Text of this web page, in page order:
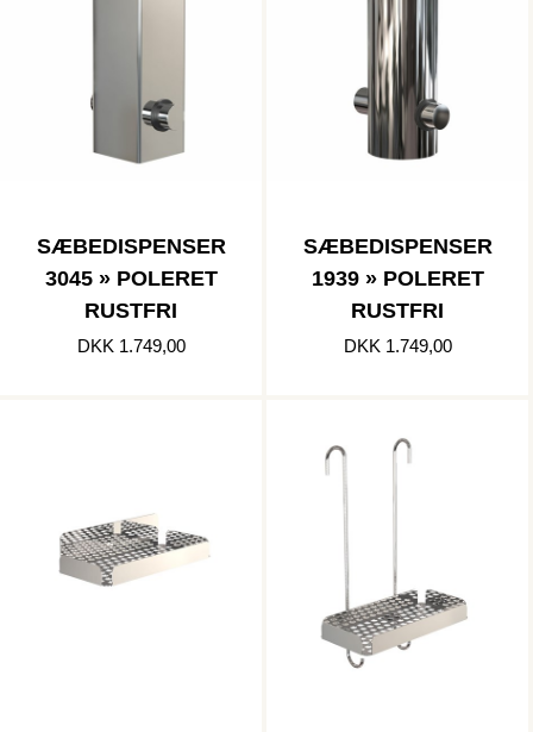
SÆBEDISPENSER
3045 » POLERET
RUSTFRI
DKK 1.749,00
SÆBEDISPENSER
1939 » POLERET
RUSTFRI
DKK 1.749,00